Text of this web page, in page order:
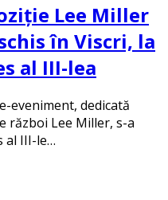
Lee Miller
în Viscri, la
al III-lea
eveniment, dedicată
război Lee Miller, s-a
al III-le…